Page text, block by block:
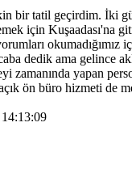
bir tatil geçirdim. İki
için Kuşaadası'na
okumadığımız
dedik ama gelince
zamanında yapan
ön büro hizmeti de